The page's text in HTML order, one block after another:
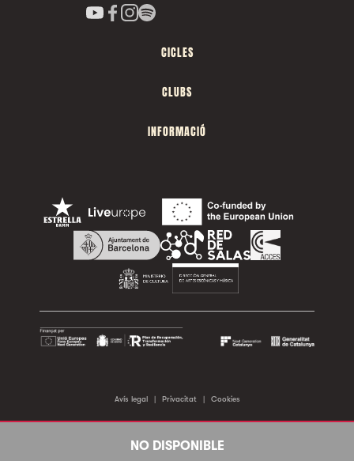
NO DISPONIBLE
CICLES
CLUBS
INFORMACIÓ
Avís legal Privacitat Cookies
©2026 Sala Apolo. Tots els drets reservats.